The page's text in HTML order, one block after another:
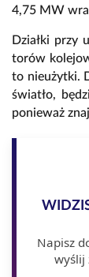
4,75 MW
Działki przy
torów
to nieużytki.
światło,
ponieważ
Napisz
wyślij